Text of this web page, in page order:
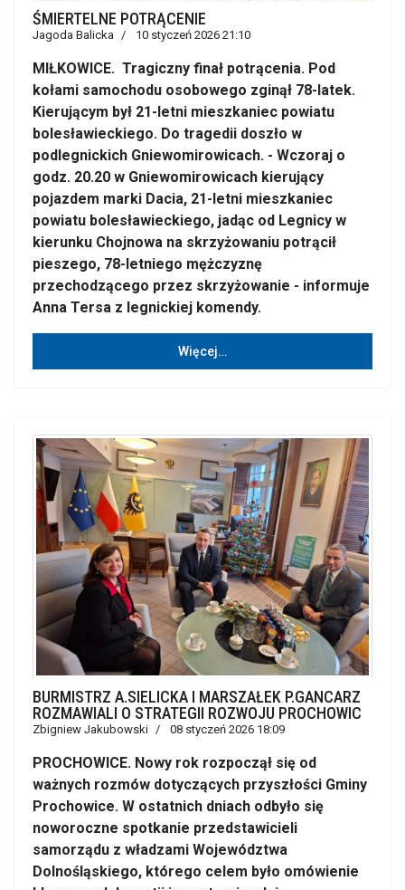
ŚMIERTELNE POTRĄCENIE
Jagoda Balicka 10 styczeń 2026 21:10
MIŁKOWICE. Tragiczny finał potrącenia. Pod
kołami samochodu osobowego zginął 78-latek.
Kierującym był 21-letni mieszkaniec powiatu
bolesławieckiego. Do tragedii doszło w
podlegnickich Gniewomirowicach. - Wczoraj o
godz. 20.20 w Gniewomirowicach kierujący
pojazdem marki Dacia, 21-letni mieszkaniec
powiatu bolesławieckiego, jadąc od Legnicy w
kierunku Chojnowa na skrzyżowaniu potrącił
pieszego, 78-letniego mężczyznę
przechodzącego przez skrzyżowanie - informuje
Anna Tersa z legnickiej komendy.
Więcej…
BURMISTRZ A.SIELICKA I MARSZAŁEK P.GANCARZ
ROZMAWIALI O STRATEGII ROZWOJU PROCHOWIC
Zbigniew Jakubowski 08 styczeń 2026 18:09
PROCHOWICE. Nowy rok rozpoczął się od
ważnych rozmów dotyczących przyszłości Gminy
Prochowice. W ostatnich dniach odbyło się
noworoczne spotkanie przedstawicieli
samorządu z władzami Województwa
Dolnośląskiego, którego celem było omówienie